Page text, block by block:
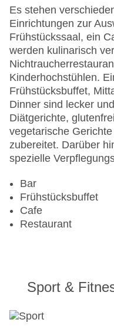
Anzahl der
Anzahl der
Haustiere: gegen
Zimmerservice
Gesamtanzahl der
Gesamtanzahl der
Pools:Indoor Pool,
am Pool, Liegen
Zahlungsarten:
Mastercard, Visa
Landeskategorie: 4
Es stehen
Einrichtungen zur
Frühstückssaal, ein
werden kulinarisch
Kinderhochstühlen.
Frühstücksbuffet,
Dinner sind lecker
Diätgerichte,
vegetarische
zubereitet. Darüber
spezielle
Bar
Frühstücksbuffet
Cafe
Restaurant
Sport &